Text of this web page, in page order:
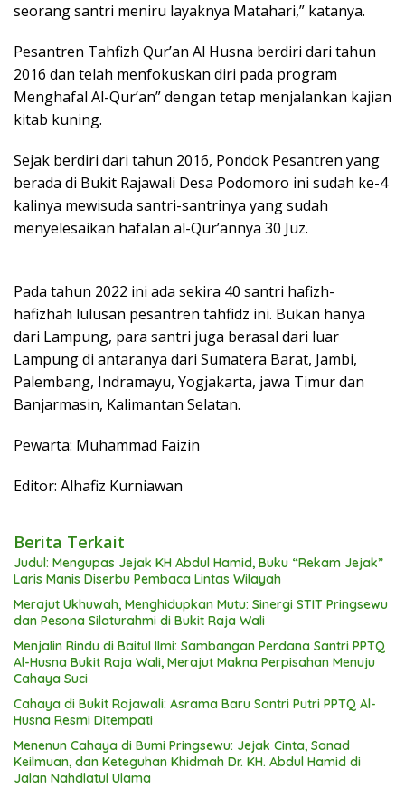
seorang santri meniru layaknya Matahari,” katanya.
Pesantren Tahfizh Qur’an Al Husna berdiri dari tahun
2016 dan telah menfokuskan diri pada program
Menghafal Al-Qur’an” dengan tetap menjalankan kajian
kitab kuning.
Sejak berdiri dari tahun 2016, Pondok Pesantren yang
berada di Bukit Rajawali Desa Podomoro ini sudah ke-4
kalinya mewisuda santri-santrinya yang sudah
menyelesaikan hafalan al-Qur’annya 30 Juz.
Pada tahun 2022 ini ada sekira 40 santri hafizh-
hafizhah lulusan pesantren tahfidz ini. Bukan hanya
dari Lampung, para santri juga berasal dari luar
Lampung di antaranya dari Sumatera Barat, Jambi,
Palembang, Indramayu, Yogjakarta, jawa Timur dan
Banjarmasin, Kalimantan Selatan.
Pewarta: Muhammad Faizin
Editor: Alhafiz Kurniawan
Berita Terkait
Judul: Mengupas Jejak KH Abdul Hamid, Buku “Rekam Jejak”
Laris Manis Diserbu Pembaca Lintas Wilayah
Merajut Ukhuwah, Menghidupkan Mutu: Sinergi STIT Pringsewu
dan Pesona Silaturahmi di Bukit Raja Wali
Menjalin Rindu di Baitul Ilmi: Sambangan Perdana Santri PPTQ
Al-Husna Bukit Raja Wali, Merajut Makna Perpisahan Menuju
Cahaya Suci
Cahaya di Bukit Rajawali: Asrama Baru Santri Putri PPTQ Al-
Husna Resmi Ditempati
Menenun Cahaya di Bumi Pringsewu: Jejak Cinta, Sanad
Keilmuan, dan Keteguhan Khidmah Dr. KH. Abdul Hamid di
Jalan Nahdlatul Ulama